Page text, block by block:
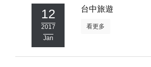
旅遊美食集
書房集
12
2017
Jan
台中旅遊
看更多